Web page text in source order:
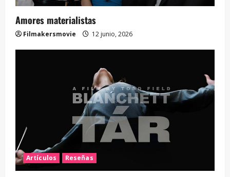
Amores materialistas
Filmakersmovie 12 junio, 2026
Artículos Reseñas